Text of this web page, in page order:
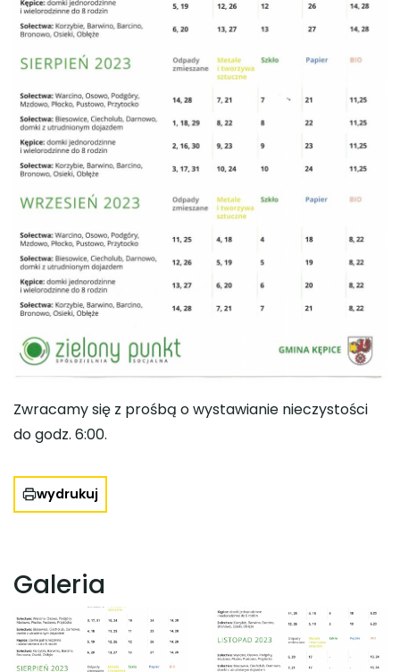
Zwracamy się z prośbą o wystawianie nieczystości
do godz. 6:00.
wydrukuj
Galeria